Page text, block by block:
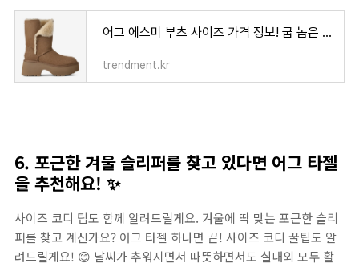
어그 에스미 부츠 사이즈 가격 정보! 굽 놉은 어그부츠 찾는다면 바로 이거!
trendment.kr
6. 포근한 겨울 슬리퍼를 찾고 있다면 어그 타젤
을 추천해요! ✨
사이즈 코디 팁도 함께 알려드릴게요. 겨울에 딱 맞는 포근한 슬리
퍼를 찾고 계신가요? 어그 타젤 하나면 끝! 사이즈 코디 꿀팁도 알
려드릴게요! 😊 날씨가 추워지면서 따뜻하면서도 실내외 모두 활